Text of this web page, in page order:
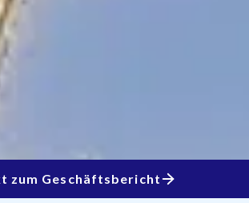
zum Geschäftsbericht